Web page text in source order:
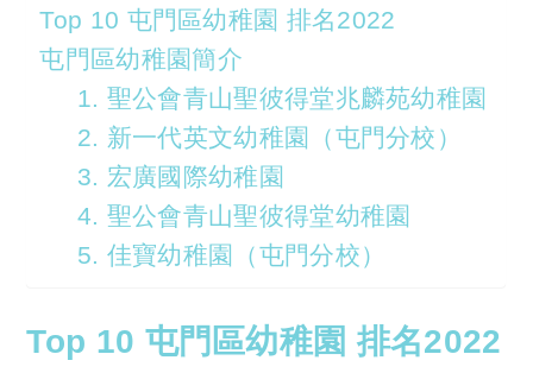
Top 10 屯門區幼稚園 排名2022
屯門區幼稚園簡介
1. 聖公會青山聖彼得堂兆麟苑幼稚園
2. 新一代英文幼稚園（屯門分校）
3. 宏廣國際幼稚園
4. 聖公會青山聖彼得堂幼稚園
5. 佳寶幼稚園（屯門分校）
Top 10 屯門區幼稚園 排名2022